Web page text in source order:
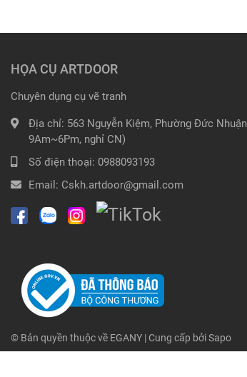
HỌA CỤ ARTDOOR
Chuyên dụng cụ vẽ tranh
Địa chỉ: 563 Nguyễn Kiệm, Phường Đức
9Am~6Pm, nghỉ CN)
Số điện thoại: 0988093193
Email: Cskh.artdoor@gmail.com
© Bản quyền thuộc về EGANY | Cung cấp bởiSapo